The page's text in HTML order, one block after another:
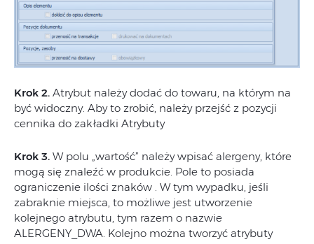
Krok 2. Atrybut należy dodać do towaru, na którym na
być widoczny. Aby to zrobić, należy przejść z pozycji
cennika do zakładki Atrybuty
Krok 3. W polu „wartość” należy wpisać alergeny, które
mogą się znaleźć w produkcie. Pole to posiada
ograniczenie ilości znaków . W tym wypadku, jeśli
zabraknie miejsca, to możliwe jest utworzenie
kolejnego atrybutu, tym razem o nazwie
ALERGENY_DWA. Kolejno można tworzyć atrybuty